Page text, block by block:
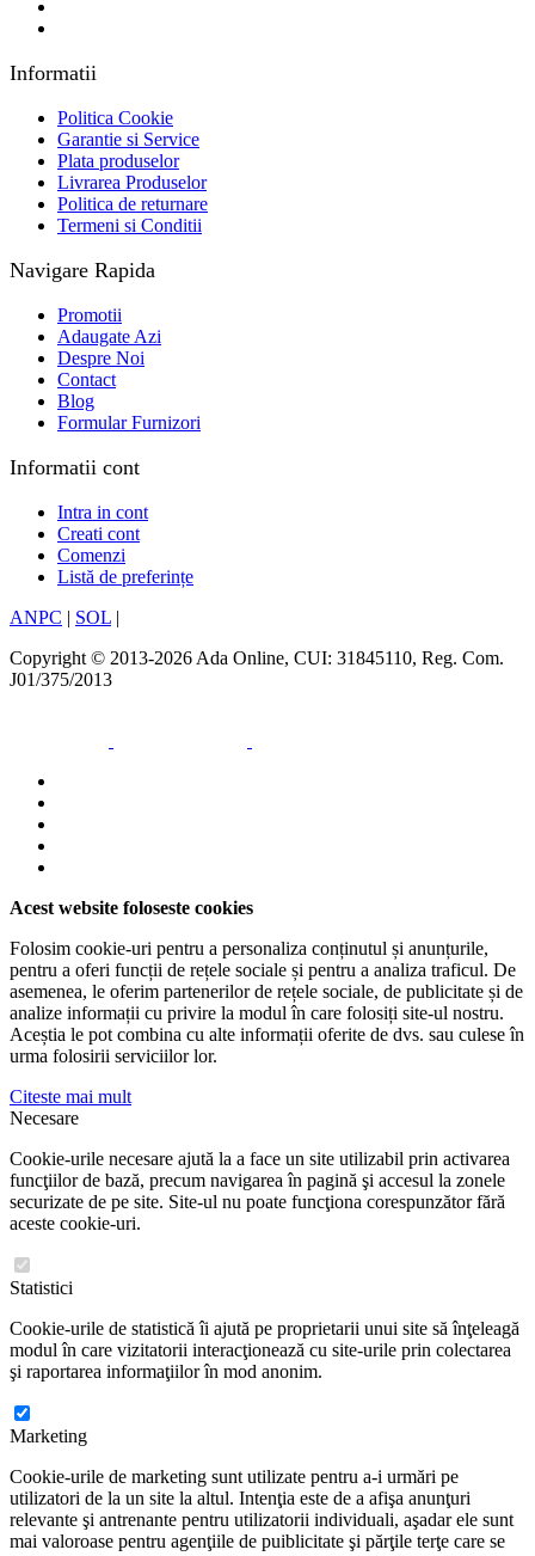
Informatii
Politica Cookie
Garantie si Service
Plata produselor
Livrarea Produselor
Politica de returnare
Termeni si Conditii
Navigare Rapida
Promotii
Adaugate Azi
Despre Noi
Contact
Blog
Formular Furnizori
Informatii cont
Intra in cont
Creati cont
Comenzi
Listă de preferințe
ANPC | SOL |
Copyright © 2013-2026 Ada Online, CUI: 31845110, Reg. Com.
J01/375/2013
Acest website foloseste cookies
Folosim cookie-uri pentru a personaliza conținutul și anunțurile,
pentru a oferi funcții de rețele sociale și pentru a analiza traficul. De
asemenea, le oferim partenerilor de rețele sociale, de publicitate și de
analize informații cu privire la modul în care folosiți site-ul nostru.
Aceștia le pot combina cu alte informații oferite de dvs. sau culese în
urma folosirii serviciilor lor.
Citeste mai mult
Necesare
Cookie-urile necesare ajută la a face un site utilizabil prin activarea
funcţiilor de bază, precum navigarea în pagină şi accesul la zonele
securizate de pe site. Site-ul nu poate funcţiona corespunzător fără
aceste cookie-uri.
Statistici
Cookie-urile de statistică îi ajută pe proprietarii unui site să înţeleagă
modul în care vizitatorii interacţionează cu site-urile prin colectarea
şi raportarea informaţiilor în mod anonim.
Marketing
Cookie-urile de marketing sunt utilizate pentru a-i urmări pe
utilizatori de la un site la altul. Intenţia este de a afişa anunţuri
relevante şi antrenante pentru utilizatorii individuali, aşadar ele sunt
mai valoroase pentru agenţiile de puiblicitate şi părţile terţe care se